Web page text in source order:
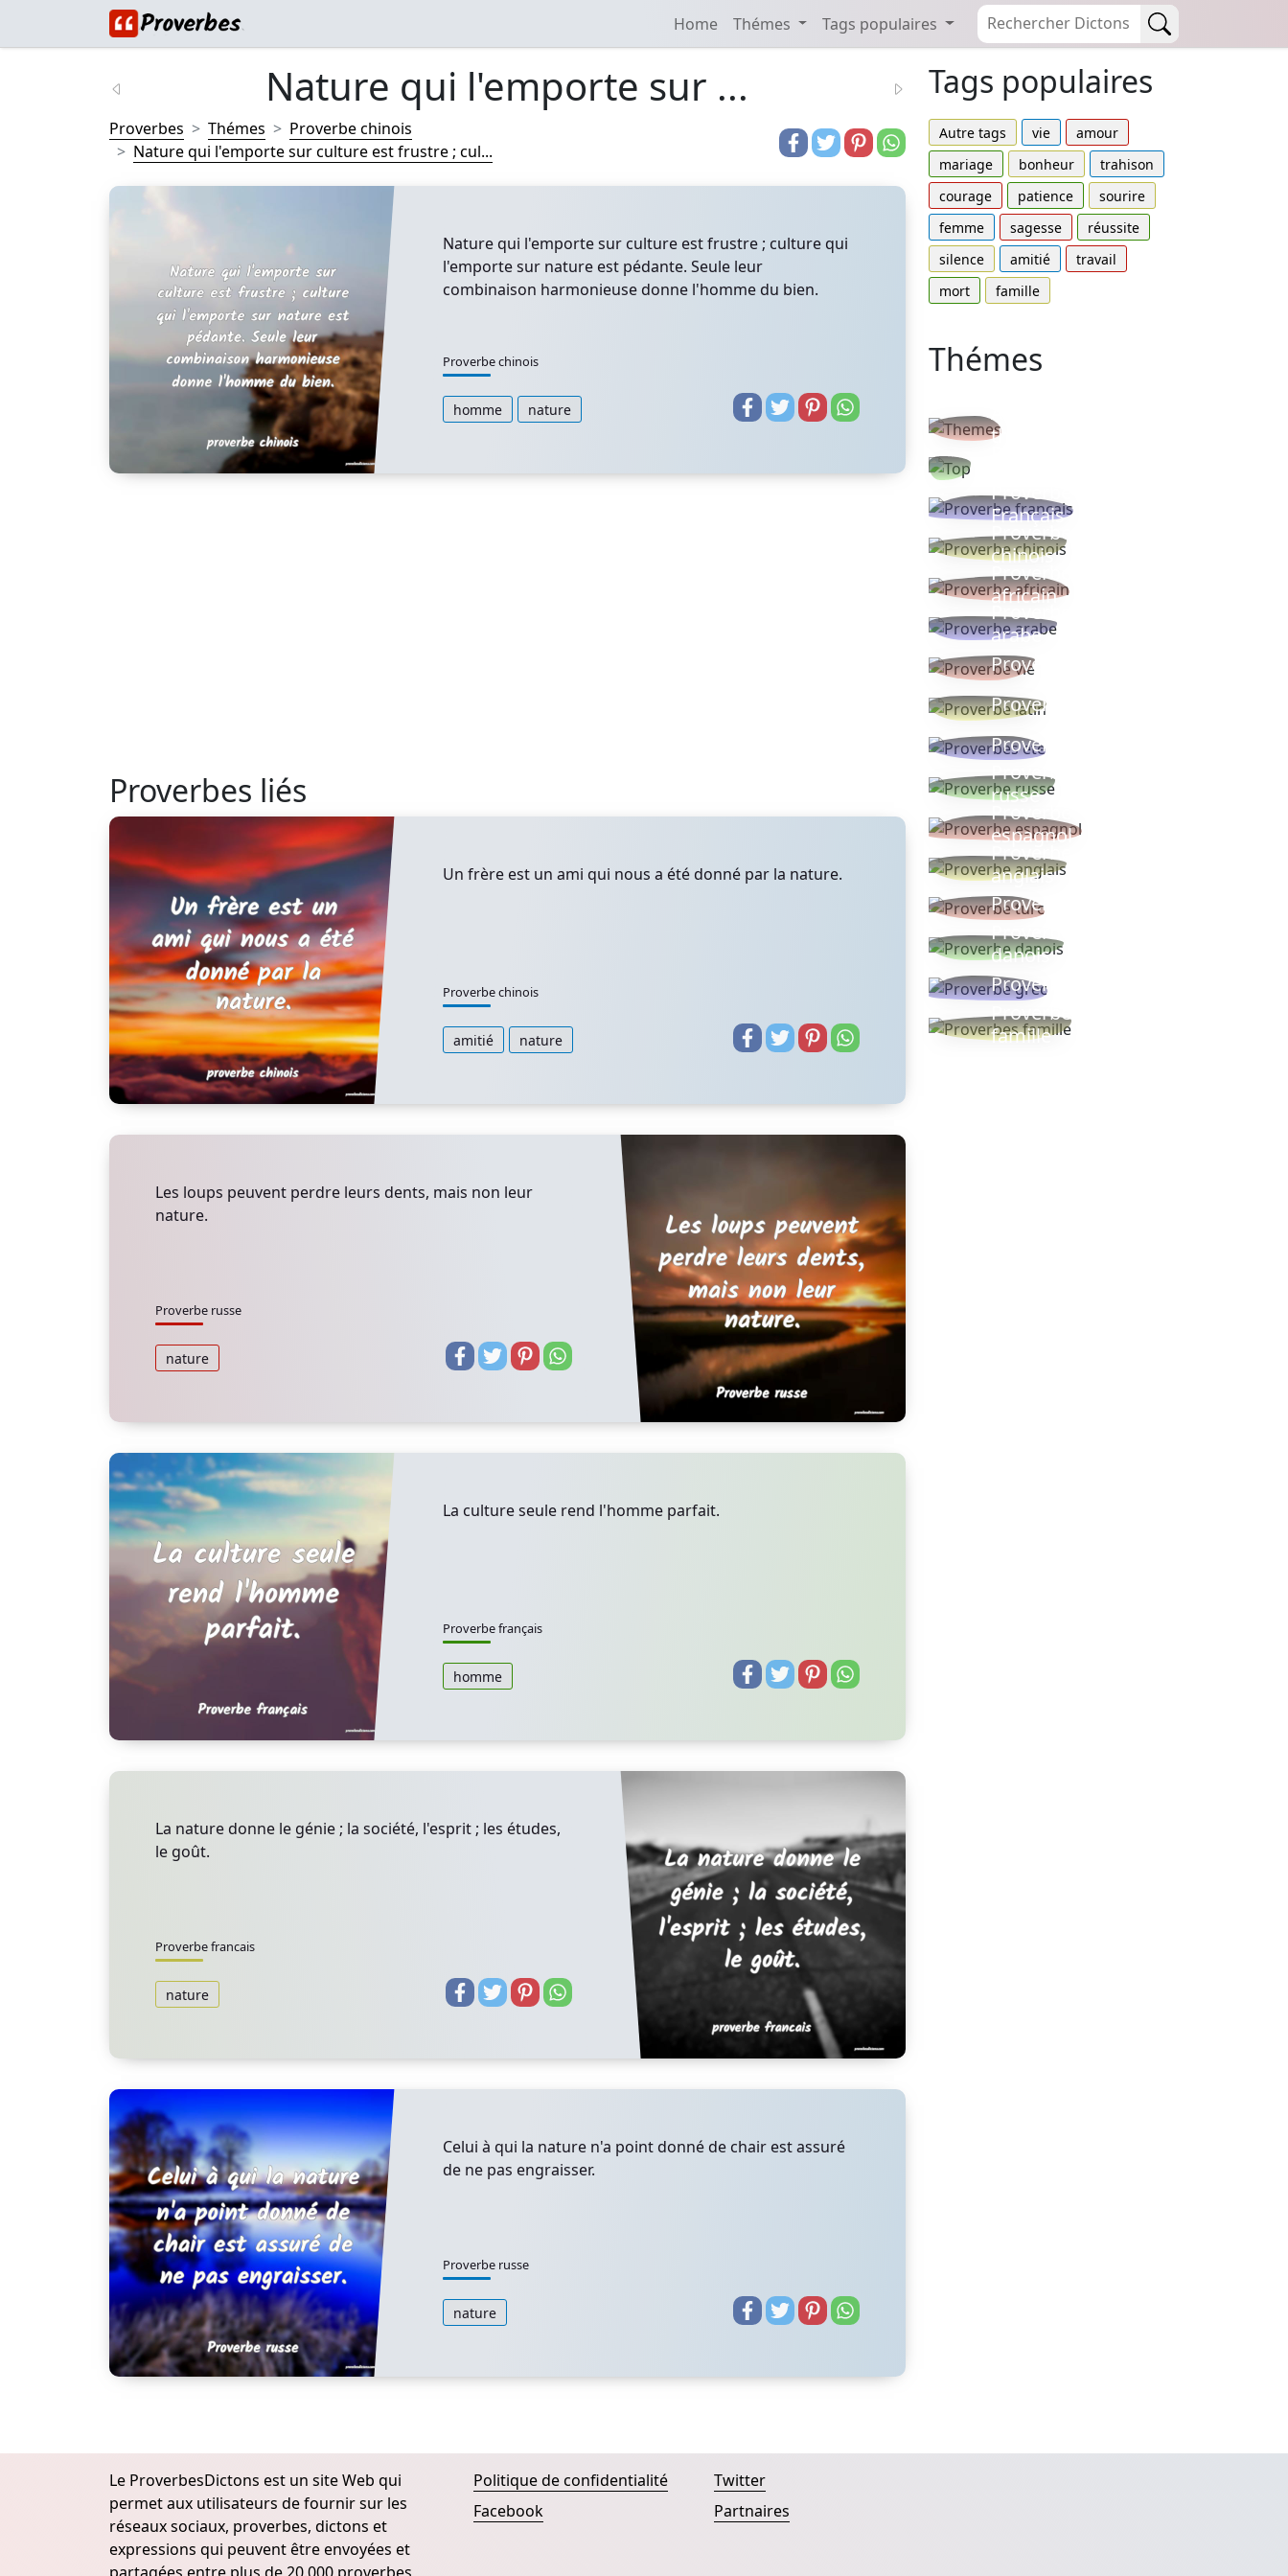
Home Thémes Tags populaires
Nature qui l'emporte sur ...
Proverbes Thémes
Proverbe chinois
Nature qui l'emporte sur culture est frustre ; cul...
Nature qui l'emporte sur culture est frustre ; culture qui
l'emporte sur nature est pédante. Seule leur
combinaison harmonieuse donne l'homme du bien.
Proverbe chinois
homme nature
Proverbes liés
Un frère est un ami qui nous a été donné par la nature.
Proverbe chinois
amitié nature
Les loups peuvent perdre leurs dents, mais non leur
nature.
Proverbe russe
nature
La culture seule rend l'homme parfait.
Proverbe français
homme
La nature donne le génie ; la société, l'esprit ; les études,
le goût.
Proverbe francais
nature
Celui à qui la nature n'a point donné de chair est assuré
de ne pas engraisser.
Proverbe russe
nature
Tags populaires
Autre tags vie
amour
mariage
bonheur
trahison
courage
patience
sourire
femme
sagesse
réussite
silence
amitié
travail
mort
famille
Thémes
thèmes
Proverbe
Français
Proverbe
chinois
Proverbe
africain
Proverbe
arabe
Proverbe vie
Proverbe latin
Proverbes ete
Proverbe
russe
Proverbe
espagnol
Proverbe
anglais
Proverbe turc
Proverbe
danois
Proverbe grec
Proverbes
famille
Le ProverbesDictons est un site Web qui
permet aux utilisateurs de fournir sur les
réseaux sociaux, proverbes, dictons et
expressions qui peuvent être envoyées et
Politique de confidentialité
Facebook
Twitter
Partnaires